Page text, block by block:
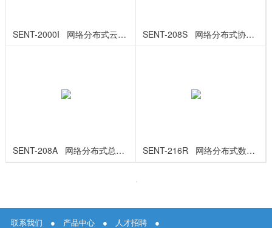
SENT-2000I   网络分布式云核心模块 SENT-208S   网络分布式协议模块
SENT-208A   网络分布式总线模块 SENT-216R   网络分布式数字模块
联系我们 ● 产品中心 ● 人才招聘 ●